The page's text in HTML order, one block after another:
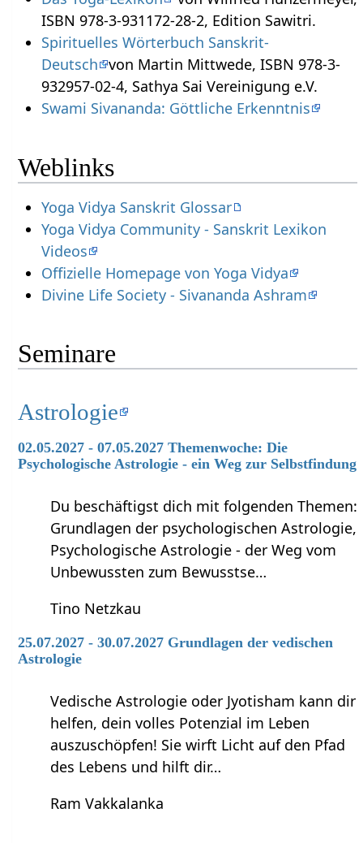
ISBN 978-3-931172-28-2, Edition Sawitri.
Spirituelles Wörterbuch Sanskrit-
Deutsch von Martin Mittwede, ISBN 978-3-
932957-02-4, Sathya Sai Vereinigung e.V.
Swami Sivananda: Göttliche Erkenntnis
Weblinks
Yoga Vidya Sanskrit Glossar
Yoga Vidya Community - Sanskrit Lexikon
Videos
Offizielle Homepage von Yoga Vidya
Divine Life Society - Sivananda Ashram
Seminare
Astrologie
02.05.2027 - 07.05.2027 Themenwoche: Die
Psychologische Astrologie - ein Weg zur Selbstfindung
Du beschäftigst dich mit folgenden Themen:
Grundlagen der psychologischen Astrologie,
Psychologische Astrologie - der Weg vom
Unbewussten zum Bewusstse…
Tino Netzkau
25.07.2027 - 30.07.2027 Grundlagen der vedischen
Astrologie
Vedische Astrologie oder Jyotisham kann dir
helfen, dein volles Potenzial im Leben
auszuschöpfen! Sie wirft Licht auf den Pfad
des Lebens und hilft dir…
Ram Vakkalanka